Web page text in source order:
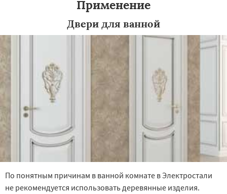
Применение
Двери для ванной
По понятным причинам в ванной комнате в Электростали
не рекомендуется использовать деревянные изделия.